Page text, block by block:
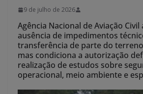
9 de julho de 2026
Agência Nacional de Aviação Civil
ausência de impedimentos
transferência de parte do
mas condiciona a autorização
realização de estudos sobre
operacional, meio ambiente e